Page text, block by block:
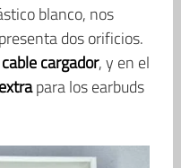
blanco, nos
dos orificios.
cable cargador, y en el
para los earbuds